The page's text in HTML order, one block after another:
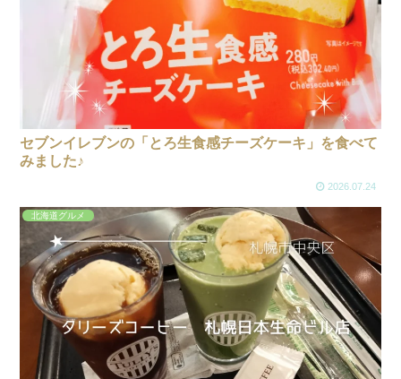
セブンイレブンの「とろ生食感チーズケーキ」を食べて
みました♪
2026.07.24
北海道グルメ